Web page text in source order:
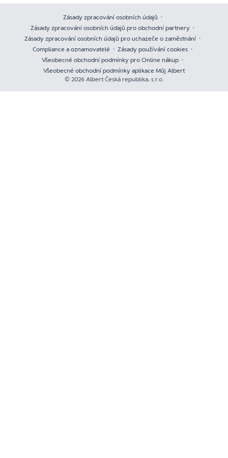
Zásady zpracování osobních údajů
Zásady zpracování osobních údajů pro obchodní partnery
Zásady zpracování osobních údajů pro uchazeče o zaměstnání
Compliance a oznamovatelé
Zásady používání cookies
Všeobecné obchodní podmínky pro Online nákup
Všeobecné obchodní podmínky aplikace Můj Albert
© 2026 Albert Česká republika, s.r.o.